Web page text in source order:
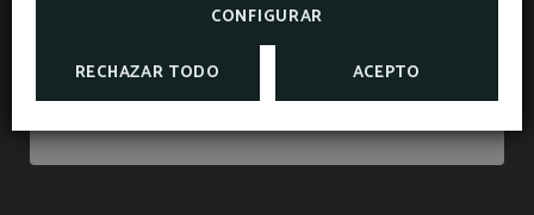
CONFIGURAR
RECHAZAR TODO ACEPTO
MÉS INFORMACIÓ